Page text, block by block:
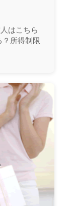
はこちら
？所得制限